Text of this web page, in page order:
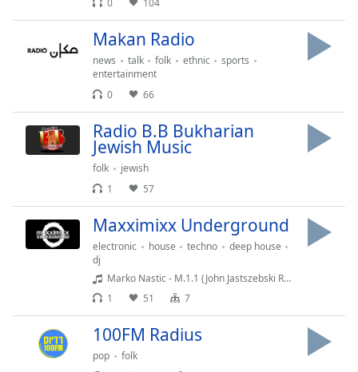
0 104
Makan Radio
news talk folk ethnic
sports
entertainment
0
66
Radio B.B Bukharian
Jewish Music
folk
jewish
1
57
Maxximixx Underground
electronic house techno
deep house
dj
Marko Nastic - M.1.1 (John Jastszebski Remix) - 5A
1
51 7
100FM Radius
pop
folk